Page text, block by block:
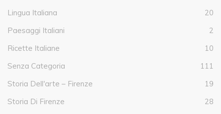
Lingua Italiana
20
Paesaggi Italiani
2
Ricette Italiane
10
Senza Categoria
111
Storia Dell'arte – Firenze
19
Storia Di Firenze
28